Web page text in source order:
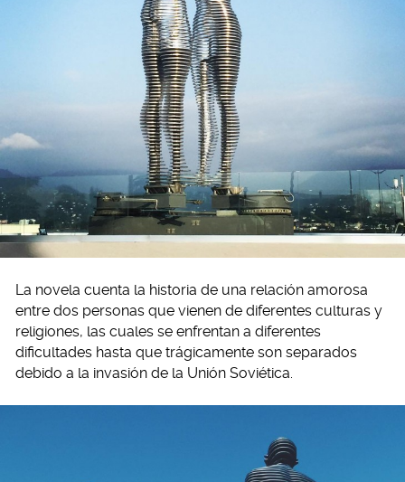
La novela cuenta la historia de una relación amorosa
entre dos personas que vienen de diferentes culturas y
religiones, las cuales se enfrentan a diferentes
dificultades hasta que trágicamente son separados
debido a la invasión de la Unión Soviética.